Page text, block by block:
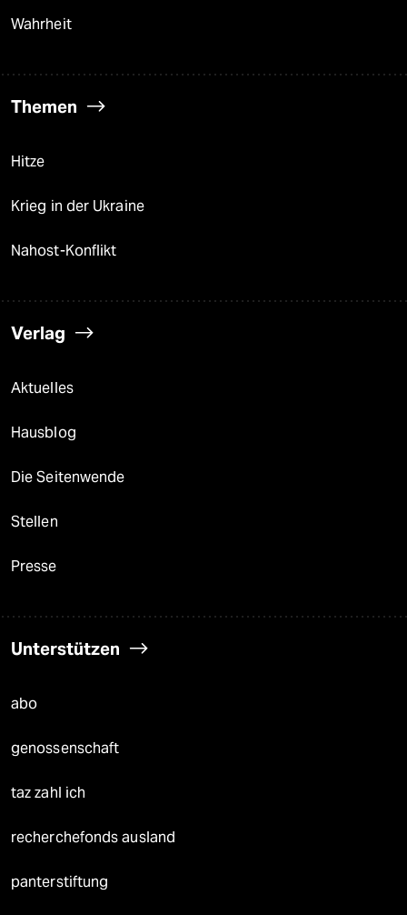
Wahrheit
Themen
Hitze
Krieg in der Ukraine
Nahost-Konflikt
Verlag
Aktuelles
Hausblog
Die Seitenwende
Stellen
Presse
Unterstützen
abo
genossenschaft
taz zahl ich
recherchefonds ausland
panterstiftung